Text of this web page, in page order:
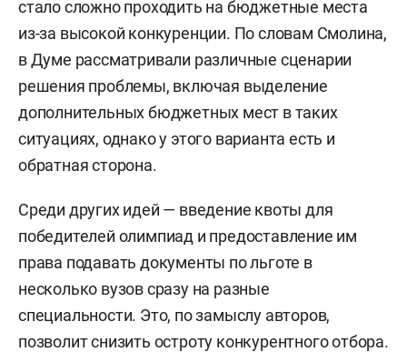
стало сложно проходить на бюджетные места
из-за высокой конкуренции. По словам Смолина,
в Думе рассматривали различные сценарии
решения проблемы, включая выделение
дополнительных бюджетных мест в таких
ситуациях, однако у этого варианта есть и
обратная сторона.
Среди других идей — введение квоты для
победителей олимпиад и предоставление им
права подавать документы по льготе в
несколько вузов сразу на разные
специальности. Это, по замыслу авторов,
позволит снизить остроту конкурентного отбора.